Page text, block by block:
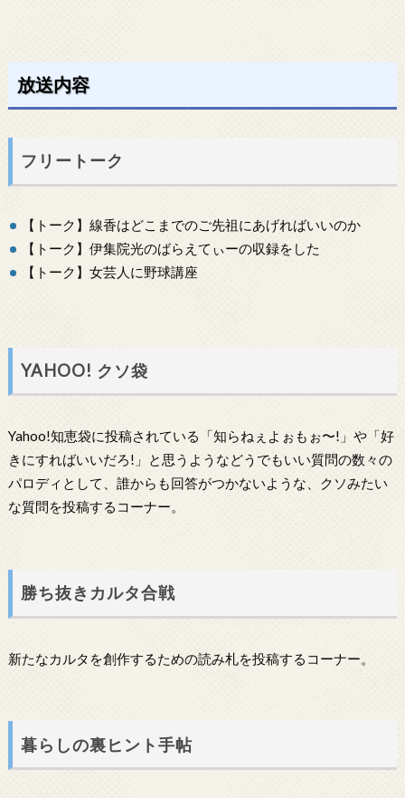
放送内容
フリートーク
【トーク】線香はどこまでのご先祖にあげればいいのか
【トーク】伊集院光のばらえてぃーの収録をした
【トーク】女芸人に野球講座
YAHOO! クソ袋
Yahoo!知恵袋に投稿されている「知らねぇよぉもぉ〜!」や「好
きにすればいいだろ!」と思うようなどうでもいい質問の数々の
パロディとして、誰からも回答がつかないような、クソみたい
な質問を投稿するコーナー。
勝ち抜きカルタ合戦
新たなカルタを創作するための読み札を投稿するコーナー。
暮らしの裏ヒント手帖